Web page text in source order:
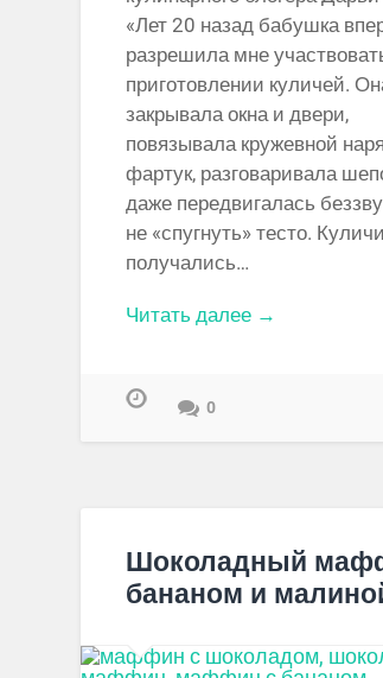
«Лет 20 назад бабушка
разрешила мне
приготовлении куличей.
закрывала окна и двери,
повязывала кружевной
фартук, разговаривала
даже передвигалась
не «спугнуть» тесто.
получались…
Читать далее →
0
Шоколадный
бананом и